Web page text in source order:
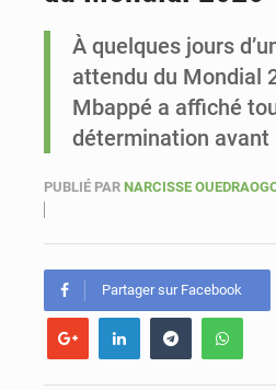
À quelques jours
attendu du Mondial
Mbappé a affiché
détermination
PUBLIÉ PAR NARCISSE
Partager sur Facebook